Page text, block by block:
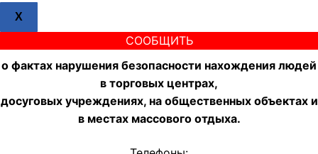
X
СООБЩИТЬ
о фактах нарушения безопасности нахождения людей
в торговых центрах,
досуговых учреждениях, на общественных объектах и
в местах массового отдыха.